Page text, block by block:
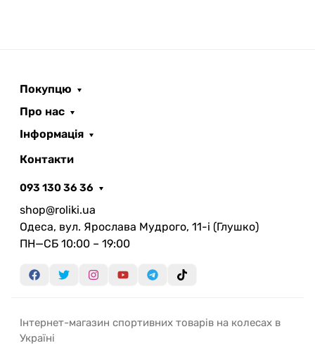
Покупцю
Про нас
Інформація
Контакти
093 130 36 36
shop@roliki.ua
Одеса, вул. Ярослава Мудрого, 11-i (Глушко)
ПН—СБ 10:00 – 19:00
Інтернет-магазин спортивних товарів на колесах в
Україні